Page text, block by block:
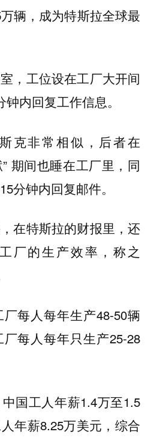
辆，成为特斯拉全球最
，工位设在工厂大开间
内回复工作信息。
克非常相似， 后者在
期间也睡在工厂里，同
分钟内回复邮件。
在特斯拉的财报里，还
厂的生产效率，称之
每人每年生产48-50辆
每人每年只生产25-28
国工人年薪1.4万至1.5
年薪8.25万美元，综合